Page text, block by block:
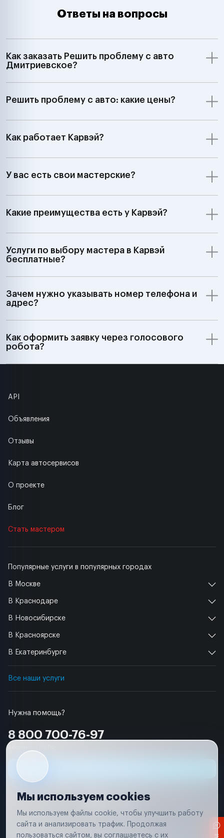
Ответы на вопросы
Как заказать Решить проблему с авто
Дмитриевское?
Решить проблему с авто: какие цены?
Как работает Карвэй?
У вас есть свои мастерские?
Какие преимущества есть у Карвэй?
Услуги по выбору мастера в Карвэй
бесплатные?
Зачем нужно указывать номер телефона и
адрес?
Как оформить заявку через голосового
робота?
Нужна помощь?
8 800 700-76-97
Популярные услуги в популярных городах
В Москве
В Краснодаре
В Новосибирске
В Красноярске
В Екатеринбурге
Все наши услуги
API
Объявления
Отзывы
Карта автосервисов
О проекте
Блог
Стать мастером
Условия использования
Вся информация, представленная на сайте, носит исключительно
Мы используем cookies
Мы используем файлы cookie, чтобы улучшить работу
сайта и анализировать трафик. Продолжая
пользоваться сайтом, вы соглашаетесь с их